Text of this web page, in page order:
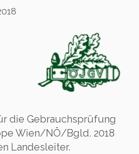
die Gebrauchsprüfung
Wien/NÖ/Bgld. 2018
Landesleiter.